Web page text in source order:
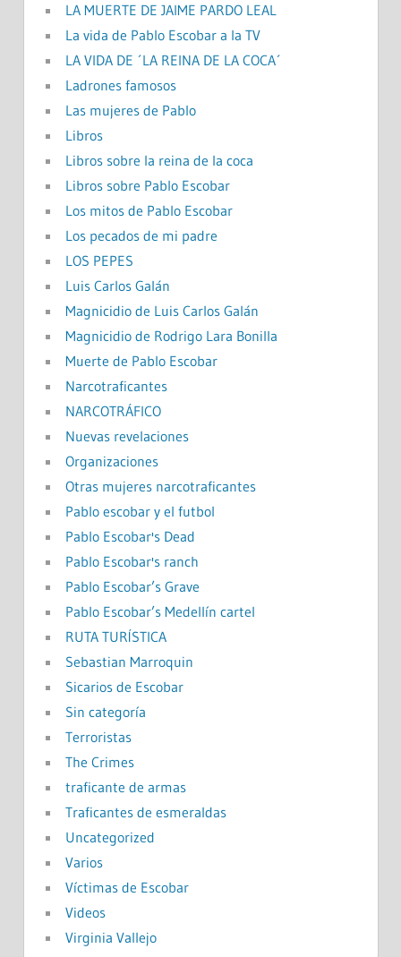
LA MUERTE DE JAIME PARDO LEAL
La vida de Pablo Escobar a la TV
LA VIDA DE ´LA REINA DE LA COCA´
Ladrones famosos
Las mujeres de Pablo
Libros
Libros sobre la reina de la coca
Libros sobre Pablo Escobar
Los mitos de Pablo Escobar
Los pecados de mi padre
LOS PEPES
Luis Carlos Galán
Magnicidio de Luis Carlos Galán
Magnicidio de Rodrigo Lara Bonilla
Muerte de Pablo Escobar
Narcotraficantes
NARCOTRÁFICO
Nuevas revelaciones
Organizaciones
Otras mujeres narcotraficantes
Pablo escobar y el futbol
Pablo Escobar's Dead
Pablo Escobar's ranch
Pablo Escobar’s Grave
Pablo Escobar’s Medellín cartel
RUTA TURÍSTICA
Sebastian Marroquin
Sicarios de Escobar
Sin categoría
Terroristas
The Crimes
traficante de armas
Traficantes de esmeraldas
Uncategorized
Varios
Víctimas de Escobar
Videos
Virginia Vallejo